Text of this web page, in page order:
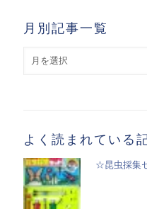
月別記事一覧
よく読まれている
☆昆虫採集